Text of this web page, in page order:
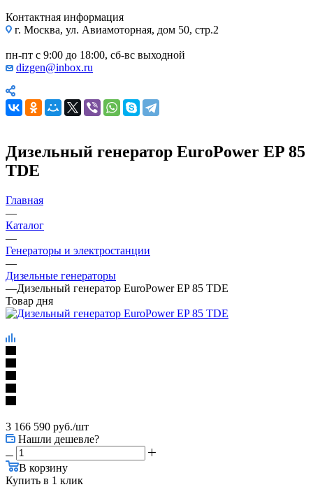
Контактная информация
г. Москва, ул. Авиамоторная, дом 50, стр.2
пн-пт с 9:00 до 18:00, сб-вс выходной
dizgen@inbox.ru
Дизельный генератор EuroPower EP 85
TDE
Главная
—
Каталог
—
Генераторы и электростанции
—
Дизельные генераторы
—Дизельный генератор EuroPower EP 85 TDE
Товар дня
3 166 590 руб./шт
Нашли дешевле?
В корзину
Купить в 1 клик